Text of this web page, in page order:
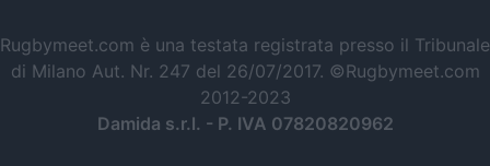
Rugbymeet.com è una testata registrata presso il Tribunale
di Milano Aut. Nr. 247 del 26/07/2017. ©Rugbymeet.com
2012-2023
Damida s.r.l. - P. IVA 07820820962